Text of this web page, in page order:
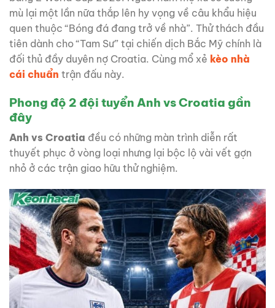
mù lại một lần nữa thắp lên hy vọng về câu khẩu hiệu
quen thuộc “Bóng đá đang trở về nhà”. Thử thách đầu
tiên dành cho “Tam Sư” tại chiến dịch Bắc Mỹ chính là
đối thủ đầy duyên nợ Croatia. Cùng mổ xẻ kèo nhà
cái chuẩn trận đấu này.
Phong độ 2 đội tuyển Anh vs Croatia gần
đây
Anh vs Croatia đều có những màn trình diễn rất
thuyết phục ở vòng loại nhưng lại bộc lộ vài vết gợn
nhỏ ở các trận giao hữu thử nghiệm.